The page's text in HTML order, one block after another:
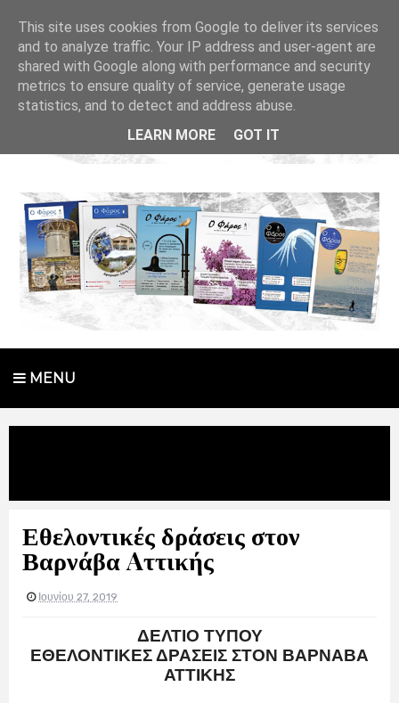
MENU
Εθελοντικές δράσεις στον
Βαρνάβα Aττικής
Ιουνίου 27, 2019
ΔΕΛΤΙΟ ΤΥΠΟΥ
ΕΘΕΛΟΝΤΙΚΕΣ ΔΡΑΣΕΙΣ ΣΤΟΝ ΒΑΡΝΑΒΑ
ΑΤΤΙΚΗΣ
This site uses cookies from Google to deliver its services
and to analyze traffic. Your IP address and user-agent are
shared with Google along with performance and security
metrics to ensure quality of service, generate usage
statistics, and to detect and address abuse.
LEARN MORE
GOT IT